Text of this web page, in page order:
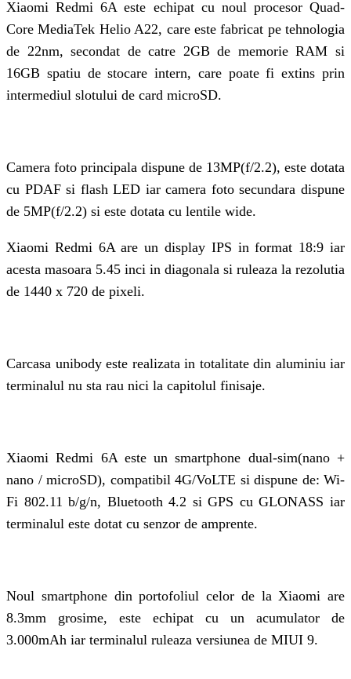
Xiaomi Redmi 6A este echipat cu noul procesor Quad-
Core MediaTek Helio A22, care este fabricat pe tehnologia
de 22nm, secondat de catre 2GB de memorie RAM si
16GB spatiu de stocare intern, care poate fi extins prin
intermediul slotului de card microSD.
Camera foto principala dispune de 13MP(f/2.2), este dotata
cu PDAF si flash LED iar camera foto secundara dispune
de 5MP(f/2.2) si este dotata cu lentile wide.
Xiaomi Redmi 6A are un display IPS in format 18:9 iar
acesta masoara 5.45 inci in diagonala si ruleaza la rezolutia
de 1440 x 720 de pixeli.
Carcasa unibody este realizata in totalitate din aluminiu iar
terminalul nu sta rau nici la capitolul finisaje.
Xiaomi Redmi 6A este un smartphone dual-sim(nano +
nano / microSD), compatibil 4G/VoLTE si dispune de: Wi-
Fi 802.11 b/g/n, Bluetooth 4.2 si GPS cu GLONASS iar
terminalul este dotat cu senzor de amprente.
Noul smartphone din portofoliul celor de la Xiaomi are
8.3mm grosime, este echipat cu un acumulator de
3.000mAh iar terminalul ruleaza versiunea de MIUI 9.